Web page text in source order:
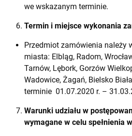
we wskazanym terminie.
Termin i miejsce wykonania
Przedmiot zamówienia należy
miasta: Elbląg, Radom,
Tarnów, Lębork, Gorzów
Wadowice, Żagań, Bielsko
terminie 01.07.2020 r. –
Warunki udziału w
wymagane w celu spełnienia